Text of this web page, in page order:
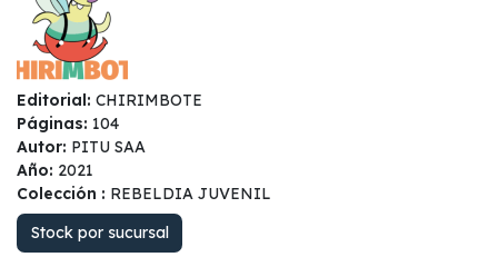
Editorial: CHIRIMBOTE
Páginas: 104
Autor: PITU SAA
Año: 2021
Colección : REBELDIA JUVENIL
Stock por sucursal